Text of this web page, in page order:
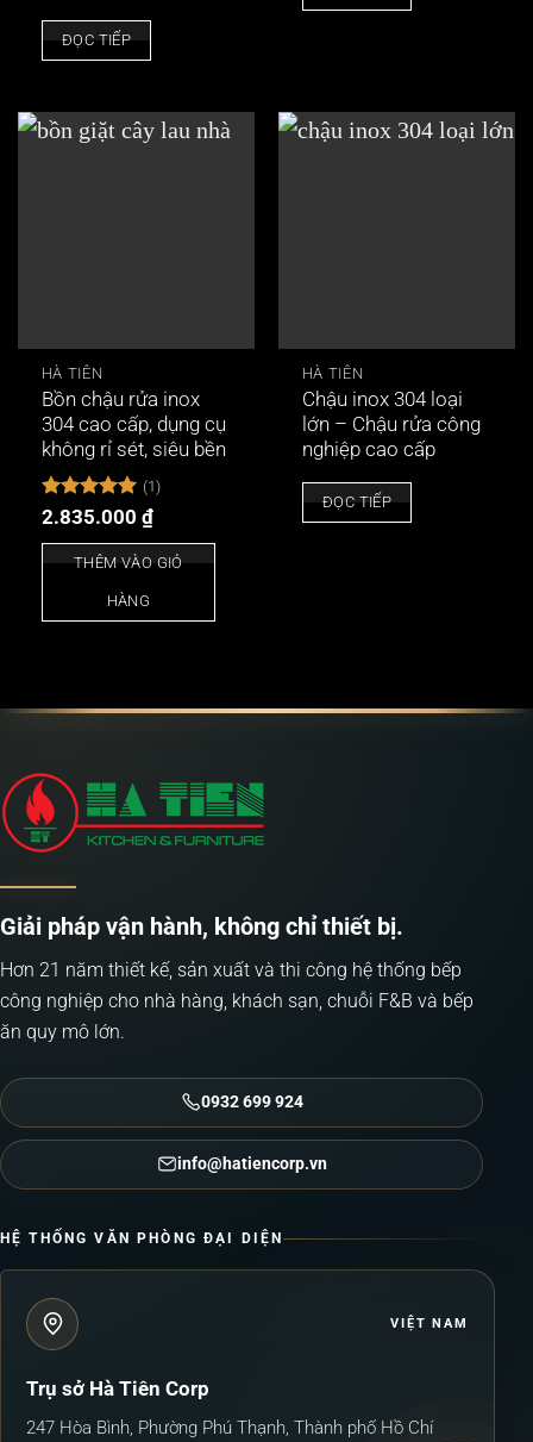
ĐỌC TIẾP
HÀ TIÊN
Bồn chậu rửa inox
304 cao cấp, dụng cụ
không rỉ sét, siêu bền
Được xếp
(1)
2.835.000 ₫
THÊM VÀO GIỎ
HÀNG
HÀ TIÊN
Chậu inox 304 loại
lớn – Chậu rửa công
nghiệp cao cấp
ĐỌC TIẾP
Giải pháp vận hành, không chỉ thiết bị.
Hơn 21 năm thiết kế, sản xuất và thi công hệ thống bếp
công nghiệp cho nhà hàng, khách sạn, chuỗi F&B và bếp
ăn quy mô lớn.
0932 699 924
info@hatiencorp.vn
HỆ THỐNG VĂN PHÒNG ĐẠI DIỆN
VIỆT NAM
Trụ sở Hà Tiên Corp
247 Hòa Bình, Phường Phú Thạnh, Thành phố Hồ Chí